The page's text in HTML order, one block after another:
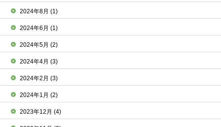
2024年8月(1)
2024年6月(1)
2024年5月(2)
2024年4月(3)
2024年2月(3)
2024年1月(2)
2023年12月(4)